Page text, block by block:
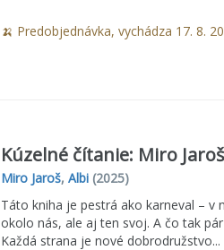
🍌 Predobjednávka, vychádza 17. 8.
Kúzelné čítanie: Miro
Miro Jaroš, Albi(2025)
Táto kniha je pestrá ako karneval – v
okolo nás, ale aj ten svoj. A čo tak
Každá strana je nové dobrodružstvo...